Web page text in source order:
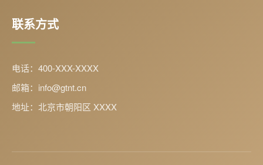
联系方式
电话：400-XXX-XXXX
邮箱：info@gtnt.cn
地址：北京市朝阳区 XXXX